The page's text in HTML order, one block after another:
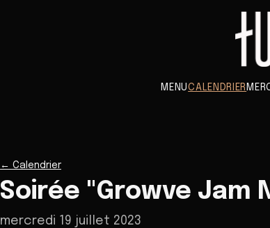
MENUCALENDRIER
← Calendrier
Soirée "Growve Jam
mercredi 19 juillet 2023